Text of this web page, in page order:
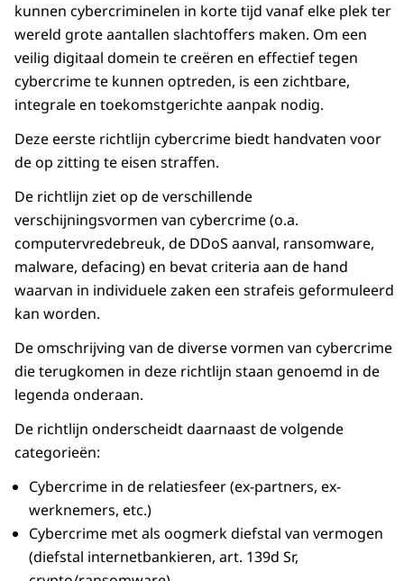
kunnen cybercriminelen in korte tijd vanaf elke plek ter
wereld grote aantallen slachtoffers maken. Om een
veilig digitaal domein te creëren en effectief tegen
cybercrime te kunnen optreden, is een zichtbare,
integrale en toekomstgerichte aanpak nodig.
Deze eerste richtlijn cybercrime biedt handvaten voor
de op zitting te eisen straffen.
De richtlijn ziet op de verschillende
verschijningsvormen van cybercrime (o.a.
computervredebreuk, de DDoS aanval, ransomware,
malware, defacing) en bevat criteria aan de hand
waarvan in individuele zaken een strafeis geformuleerd
kan worden.
De omschrijving van de diverse vormen van cybercrime
die terugkomen in deze richtlijn staan genoemd in de
legenda onderaan.
De richtlijn onderscheidt daarnaast de volgende
categorieën:
Cybercrime in de relatiesfeer (ex-partners, ex-
werknemers, etc.)
Cybercrime met als oogmerk diefstal van vermogen
(diefstal internetbankieren, art. 139d Sr,